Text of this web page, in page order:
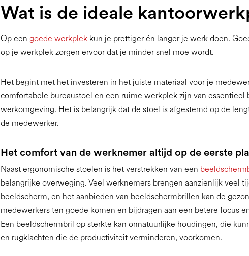
Wat is de ideale
Op een goede werkplek kun je prettiger én langer je werk doen.
op je werkplek zorgen ervoor dat je minder snel moe wordt.
Het begint met het investeren in het juiste materiaal voor je
comfortabele bureaustoel en een ruime werkplek zijn van essentieel
werkomgeving. Het is belangrijk dat de stoel is afgestemd op de
de medewerker.
Het comfort van de werknemer altijd op de eerste
Naast ergonomische stoelen is het verstrekken van een
belangrijke overweging. Veel werknemers brengen aanzienlijk veel
beeldscherm, en het aanbieden van beeldschermbrillen kan de
medewerkers ten goede komen en bijdragen aan een betere focus
Een beeldschermbril op sterkte kan onnatuurlijke houdingen, die
en rugklachten die de productiviteit verminderen, voorkomen.